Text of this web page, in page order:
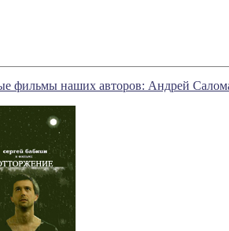
фильмы наших авторов: Андрей